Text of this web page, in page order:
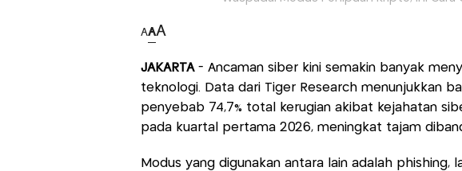
AAA
JAKARTA - Ancaman siber kini semakin banyak
teknologi. Data dari Tiger Research menunjukkan
penyebab 74,7% total kerugian akibat kejahatan
pada kuartal pertama 2026, meningkat tajam
Modus yang digunakan antara lain adalah phishing,